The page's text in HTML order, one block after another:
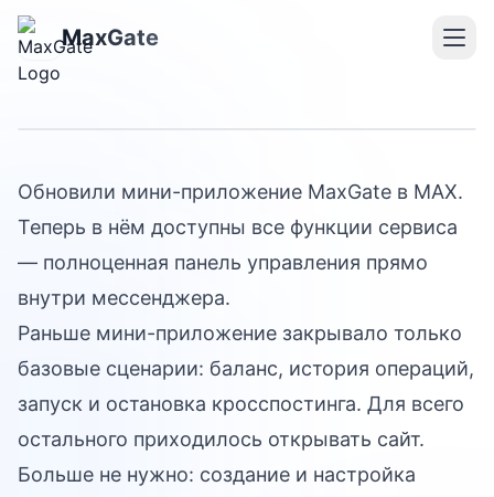
MaxGate
Обновили мини-
приложение MaxGate
Обновили мини-приложение MaxGate в MAX.
Теперь в нём доступны все функции сервиса
— полноценная панель управления прямо
внутри мессенджера.
Раньше мини-приложение закрывало только
базовые сценарии: баланс, история операций,
запуск и остановка кросспостинга. Для всего
остального приходилось открывать сайт.
Больше не нужно: создание и настройка